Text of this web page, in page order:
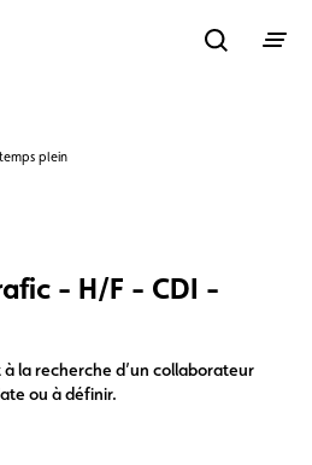
Rechercher
plein
- H/F - CDI -
la recherche d’un collaborateur
ou à définir.